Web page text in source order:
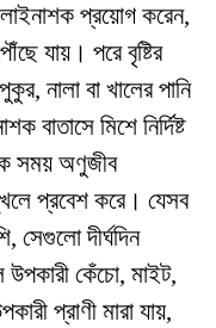
প্রয়োগ করেন,
যায়। পরে বৃষ্টির
নালা বা খালের পানি
বাতাসে মিশে নির্দিষ্ট
সময় অণুজীব
প্রবেশ করে। যেসব
সেগুলো দীর্ঘদিন
কেঁচো, মাইট,
প্রাণী মারা যায়,